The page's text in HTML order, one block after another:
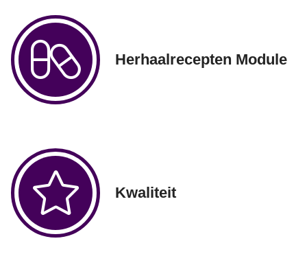
Herhaalrecepten Module
Kwaliteit